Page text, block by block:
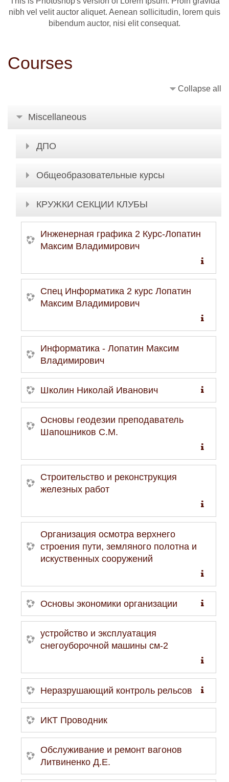
nibh vel velit auctor aliquet. Aenean sollicitudin, lorem quis
bibendum auctor, nisi elit consequat.
Courses
Collapse all
Miscellaneous
ДПО
Общеобразовательные курсы
КРУЖКИ СЕКЦИИ КЛУБЫ
Инженерная графика 2 Курс-Лопатин
Максим Владимирович
Спец Информатика 2 курс Лопатин
Максим Владимирович
Информатика - Лопатин Максим
Владимирович
Школин Николай Иванович
Основы геодезии преподаватель
Шапошников С.М.
Строительство и реконструкция
железных работ
Организация осмотра верхнего
строения пути, земляного полотна и
искуственных сооружений
Основы экономики организации
устройство и эксплуатация
снегоуборочной машины см-2
Неразрушающий контроль рельсов
ИКТ Проводник
Обслуживание и ремонт вагонов
Литвиненко Д.Е.